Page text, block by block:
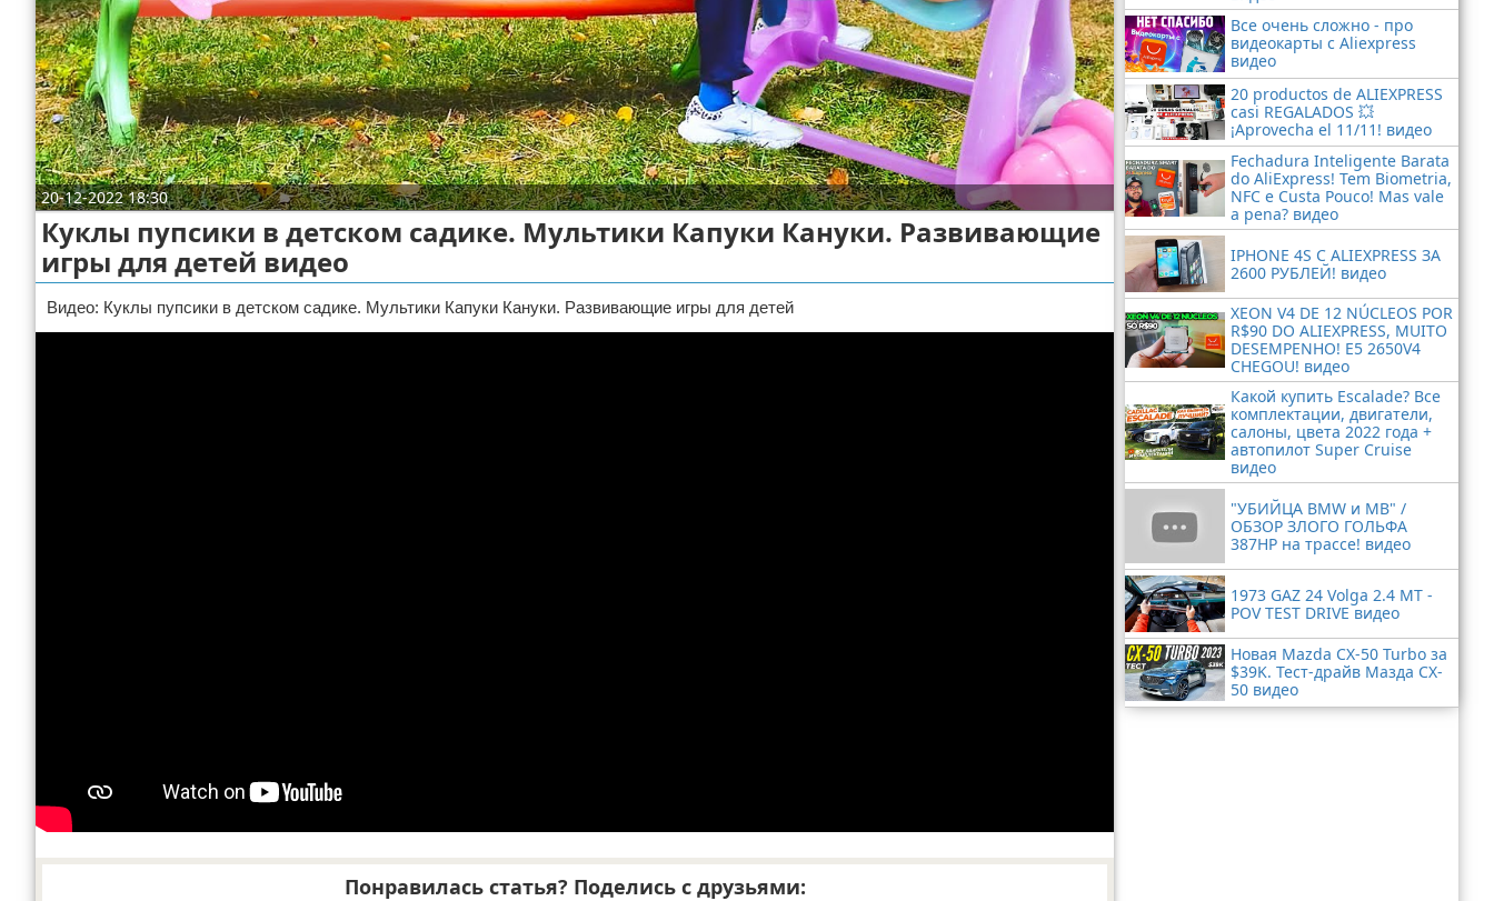
ДТП
Своими руками
Строительство и ремонт
Отказ от ответственности
20-12-2022 18:30
Куклы пупсики в детском садике. Мультики Капуки Кануки. Развивающие
игры для детей видео
Видео: Куклы пупсики в детском садике. Мультики Капуки Кануки. Развивающие игры для детей
Понравилась статья? Поделись с друзьями:
Все очень сложно - про
видеокарты с Aliexpress
видео
20 productos de ALIEXPRESS
casi REGALADOS 💥
¡Aprovecha el 11/11! видео
Fechadura Inteligente Barata
do AliExpress! Tem Biometria,
NFC e Custa Pouco! Mas vale
a pena? видео
IPHONE 4S С ALIEXPRESS ЗА
2600 РУБЛЕЙ! видео
XEON V4 DE 12 NÚCLEOS POR
R$90 DO ALIEXPRESS, MUITO
DESEMPENHO! E5 2650V4
CHEGOU! видео
Какой купить Escalade? Все
комплектации, двигатели,
салоны, цвета 2022 года +
автопилот Super Cruise
видео
"УБИЙЦА BMW и MB" /
ОБЗОР ЗЛОГО ГОЛЬФА
387HP на трассе! видео
1973 GAZ 24 Volga 2.4 MT -
POV TEST DRIVE видео
Новая Mazda CX-50 Turbo за
$39K. Тест-драйв Мазда CX-
50 видео